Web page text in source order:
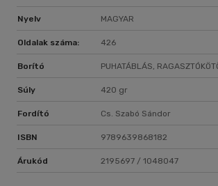
Nyelv MAGYAR
Oldalak száma: 426
Borító PUHATÁBLÁS,
Súly 420 gr
Fordító Cs. Szabó Sándor
ISBN 9789639868182
Árukód 2195697 / 1048047